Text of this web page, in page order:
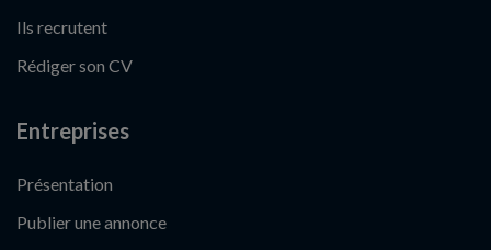
Ils recrutent
Rédiger son CV
Entreprises
Présentation
Publier une annonce